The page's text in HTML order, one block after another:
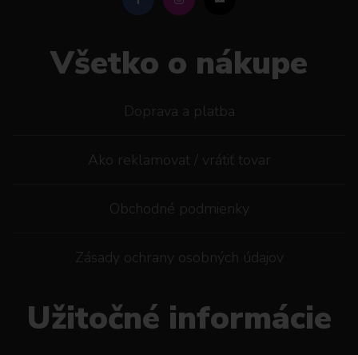
Všetko o nákupe
Doprava a platba
Ako reklamovat / vrátiť tovar
Obchodné podmienky
Zásady ochrany osobných údajov
Užitočné informácie